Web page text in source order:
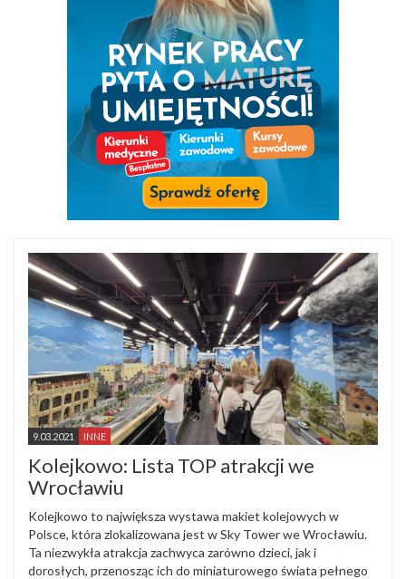
9.03.2021 INNE
Kolejkowo: Lista TOP atrakcji we
Wrocławiu
Kolejkowo to największa wystawa makiet kolejowych w
Polsce, która zlokalizowana jest w Sky Tower we Wrocławiu.
Ta niezwykła atrakcja zachwyca zarówno dzieci, jak i
dorosłych, przenosząc ich do miniaturowego świata pełnego